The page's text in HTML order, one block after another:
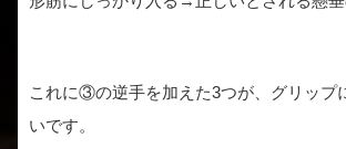
これに③の逆手を加えた3つが、グリップ
いです。